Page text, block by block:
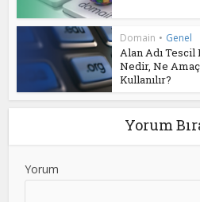
Domain • Genel
Alan Adı Tescil
Nedir, Ne
Kullanılır?
Yorum
Yorum